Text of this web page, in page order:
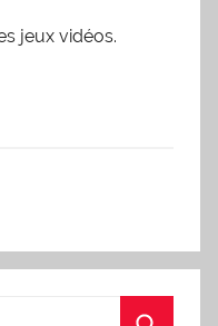
jeux vidéos.